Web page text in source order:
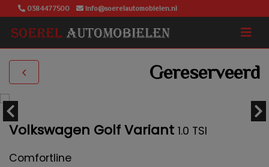
0384477500 info@soerelautomobielen.nl
Gereserveerd
Volkswagen Golf Variant 1.0 TSI
Comfortline